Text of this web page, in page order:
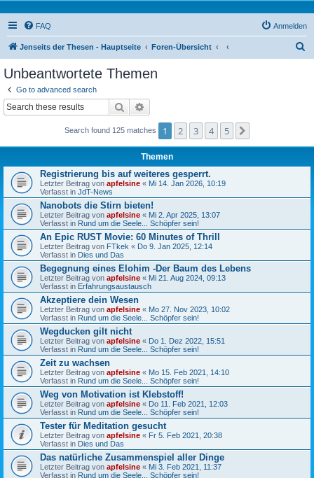
FAQ Anmelden
Jenseits der Thesen - Hauptseite Foren-Übersicht
Unbeantwortete Themen
Go to advanced search
Suche
Search found 125 matches 1 2 3 4 5
Themen
Registrierung bis auf weiteres gesperrt.
Letzter Beitrag von apfelsine « Mi 14. Jan 2026, 10:19
Verfasst in JdT-News
Nanobots die Stirn bieten!
Letzter Beitrag von apfelsine « Mi 2. Apr 2025, 13:07
Verfasst in Rund um die Seele... Schöpfer sein!
An Epic RUST Movie: 60 Minutes of Thrill
Letzter Beitrag von FTkek « Do 9. Jan 2025, 12:14
Verfasst in Dies und Das
Begegnung eines Elohim -Der Baum des Lebens
Letzter Beitrag von apfelsine « Mi 21. Aug 2024, 09:13
Verfasst in Erfahrungsaustausch
Akzeptiere dein Wesen
Letzter Beitrag von apfelsine « Mo 27. Nov 2023, 10:02
Verfasst in Rund um die Seele... Schöpfer sein!
Wegducken gilt nicht
Letzter Beitrag von apfelsine « Do 1. Dez 2022, 15:51
Verfasst in Rund um die Seele... Schöpfer sein!
Zeit zu wachsen
Letzter Beitrag von apfelsine « Mo 15. Feb 2021, 14:10
Verfasst in Rund um die Seele... Schöpfer sein!
Weg von Motivation ist Klebstoff!
Letzter Beitrag von apfelsine « Do 11. Feb 2021, 12:03
Verfasst in Rund um die Seele... Schöpfer sein!
Tester für Meditation gesucht
Letzter Beitrag von apfelsine « Fr 5. Feb 2021, 20:38
Verfasst in Dies und Das
Das natürliche Zusammenspiel aller Dinge
Letzter Beitrag von apfelsine « Mi 3. Feb 2021, 11:37
Verfasst in Rund um die Seele... Schöpfer sein!